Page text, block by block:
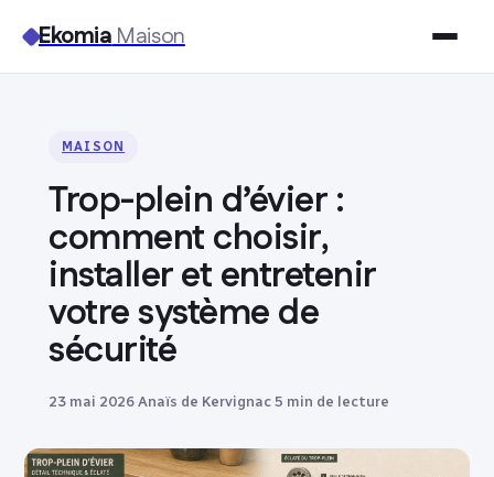
EkomiaMaison
Jardinage
Immobilier
Déco
MAISON
Trop-plein d’évier :
comment choisir,
installer et entretenir
votre système de
sécurité
23 mai 2026Anaïs de Kervignac5 min de lecture